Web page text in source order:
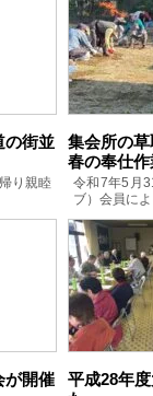
の街並
り親睦
集会所の
春の奉仕
令和7年5月
ブ）会員に
が開催
平成28年